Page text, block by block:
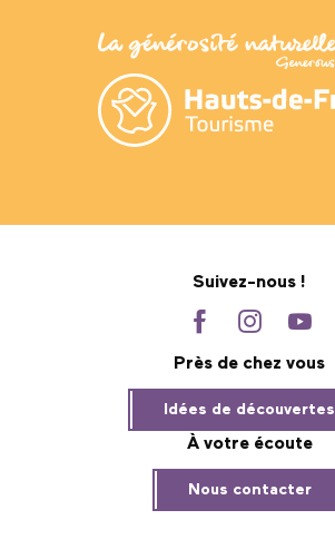
Suivez-nous !
Près de chez vous
Idées de découvertes
À votre écoute
Nous contacter